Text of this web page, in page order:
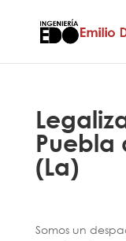
Puebla
(La)
Somos un